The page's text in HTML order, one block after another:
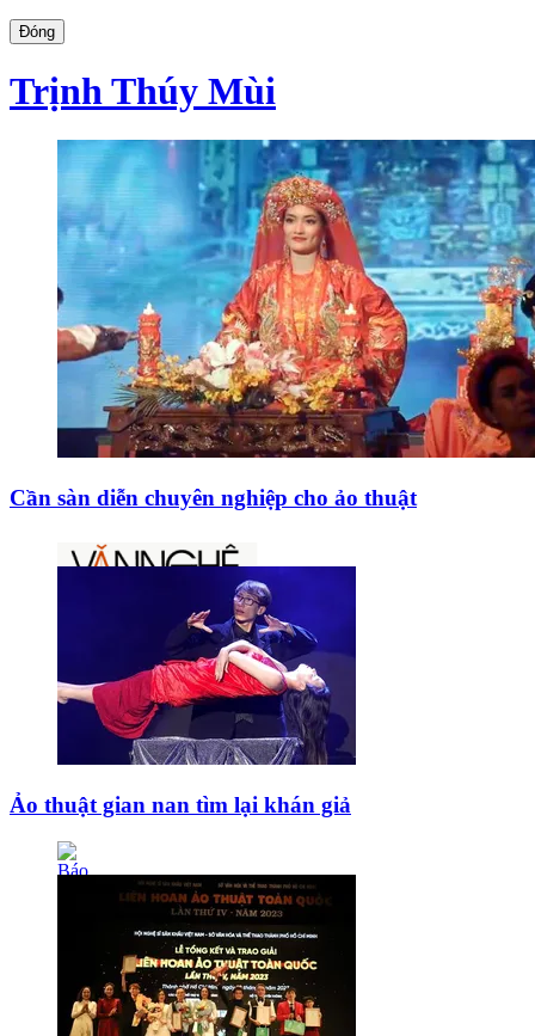
Đóng
Trịnh Thúy Mùi
Cần sàn diễn chuyên nghiệp cho ảo thuật
Ảo thuật gian nan tìm lại khán giả